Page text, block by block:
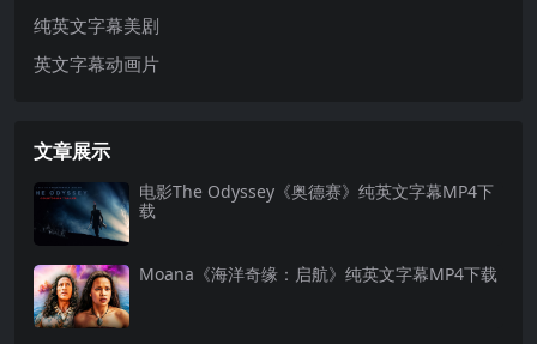
纯英文字幕美剧
英文字幕动画片
文章展示
电影The Odyssey《奥德赛》纯英文字幕MP4下
载
Moana《海洋奇缘：启航》纯英文字幕MP4下载